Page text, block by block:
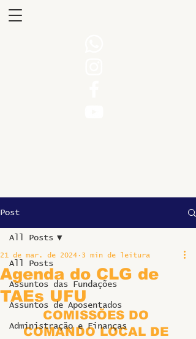
Post
All Posts
Assuntos das Fundações
Assuntos de Aposentados
Administração e Finanças
All Posts
Agenda do CLG de
TAEs UFU
21 de mar. de 2024 3 min de leitura
COMISSÕES DO
COMANDO LOCAL DE